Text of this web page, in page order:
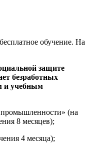
защите
безработных
и учебным
(на
8 месяцев);
4 месяца);